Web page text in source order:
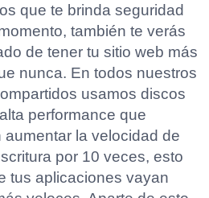
que te brinda seguridad
también te verás
de tener tu sitio web más
nunca. En todos nuestros
usamos discos
performance que
aumentar la velocidad de
por 10 veces, esto
tus aplicaciones vayan